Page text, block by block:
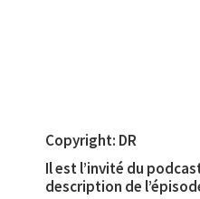
Copyright: DR
Il est l’invité du
description de